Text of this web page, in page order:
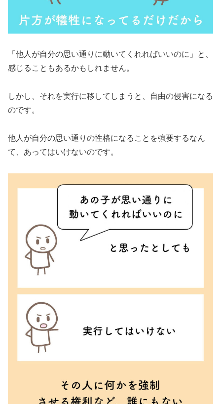
「他人が自分の思い通りに動いてくれればいいのに」と、
感じることもあるかもしれません。
しかし、それを実行に移してしまうと、自由の侵害になる
のです。
他人が自分の思い通りの性格になることを強要するなん
て、あってはいけないのです。